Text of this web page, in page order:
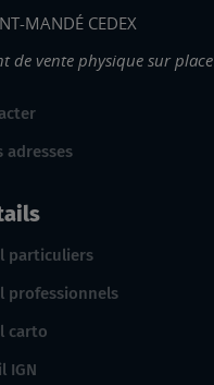
MANDÉ CEDEX
de vente physique sur place
adresses
particuliers
professionnels
carto
IGN